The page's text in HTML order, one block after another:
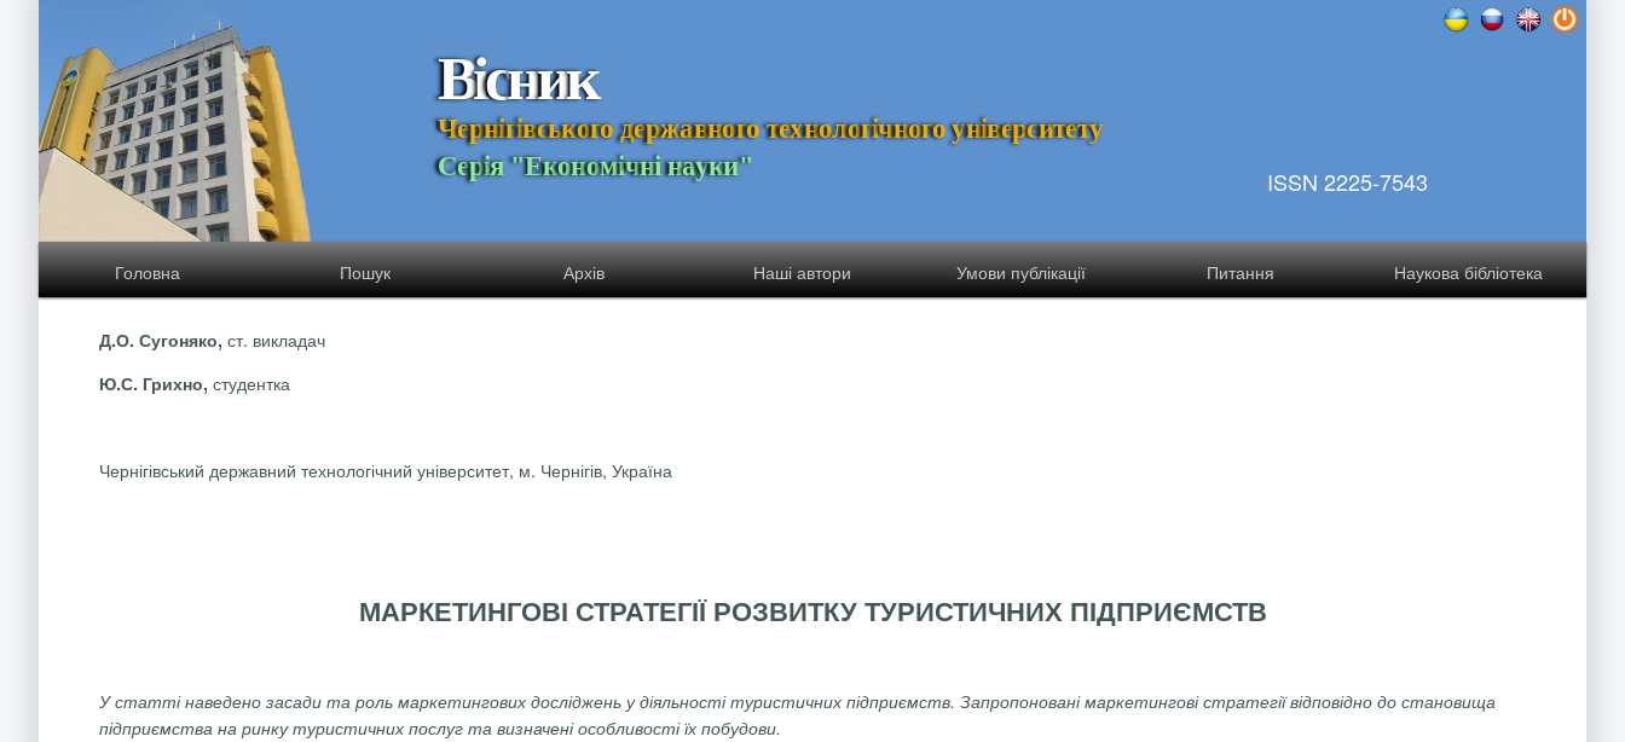
Вісник
Чернігівського державного технологічного університету
Серія "Економічні науки" ISSN 2225-7543
Головна Пошук Архів Наші автори Умови публікації Питання Наукова бібліотека
Д.О. Сугоняко, ст. викладач
Ю.С. Грихно, студентка
Чернігівський державний технологічний університет, м. Чернігів, Україна
МАРКЕТИНГОВІ СТРАТЕГІЇ РОЗВИТКУ ТУРИСТИЧНИХ ПІДПРИЄМСТВ
У статті наведено засади та роль маркетингових досліджень у діяльності туристичних підприємств. Запропоновані маркетингові стратегії відповідно до становища
підприємства на ринку туристичних послуг та визначені особливості їх побудови.